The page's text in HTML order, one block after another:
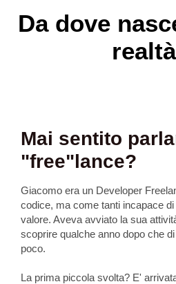
Da dove
Mai sentito
"free"lance?
Giacomo era un Developer
codice, ma come tanti incapace
valore. Aveva avviato la sua
scoprire qualche anno dopo che
poco.
La prima piccola svolta? E'